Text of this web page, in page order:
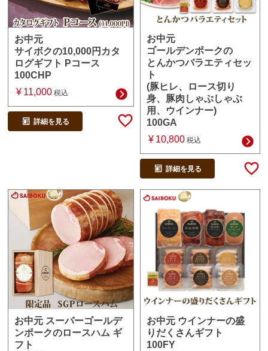
お中元
サイボクの10,000円カタ
ログギフト Pコース
100CHP
¥ 11,000 税込
詳細を見る
お中元
ゴールデンポークの
とんかつバラエティセッ
ト
(豚ヒレ、ロース切り
身、豚肉しゃぶしゃぶ
用、ウインナー)
100GA
¥ 10,800 税込
詳細を見る
お中元 スーパーゴールデ
ンポークのロースハム ギ
フト
お中元 ウインナーの盛
りだくさんギフト
100FY